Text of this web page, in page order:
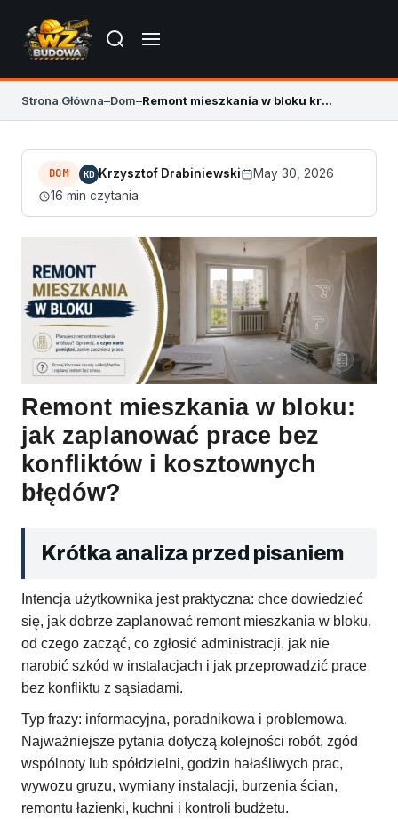
Strona Główna–Dom– Remont mieszkania w bloku krok po kroku
DOM KD Krzysztof Drabiniewski
May 30, 2026
16 min czytania
Remont mieszkania w bloku:
jak zaplanować prace bez
konfliktów i kosztownych
błędów?
Krótka analiza przed pisaniem
Intencja użytkownika jest praktyczna: chce dowiedzieć
się, jak dobrze zaplanować remont mieszkania w bloku,
od czego zacząć, co zgłosić administracji, jak nie
narobić szkód w instalacjach i jak przeprowadzić prace
bez konfliktu z sąsiadami.
Typ frazy: informacyjna, poradnikowa i problemowa.
Najważniejsze pytania dotyczą kolejności robót, zgód
wspólnoty lub spółdzielni, godzin hałaśliwych prac,
wywozu gruzu, wymiany instalacji, burzenia ścian,
remontu łazienki, kuchni i kontroli budżetu.